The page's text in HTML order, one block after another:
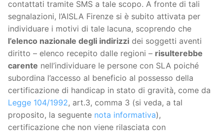
contattati tramite SMS a tale scopo. A fronte di tali
segnalazioni, l’AISLA Firenze si è subito attivata per
individuare i motivi di tale lacuna, scoprendo che
l’elenco nazionale degli indirizzi dei soggetti aventi
diritto – elenco recepito dalle regioni – risulterebbe
carente nell’individuare le persone con SLA poiché
subordina l’accesso al beneficio al possesso della
certificazione di handicap in stato di gravità, come da
Legge 104/1992, art.3, comma 3 (si veda, a tal
proposito, la seguente nota informativa),
certificazione che non viene rilasciata con